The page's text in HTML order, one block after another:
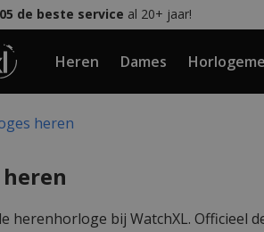
de beste service al 20+ jaar!
Heren Dames
heren
herenhorloge bij WatchXL.